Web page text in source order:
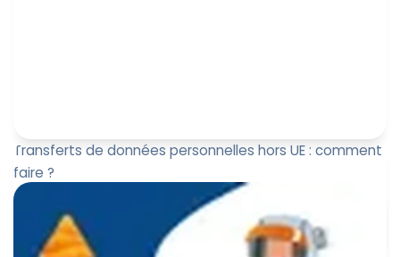
Transferts de données personnelles hors UE : comment
faire ?
Dastra est un éditeur de logiciel RGPD qui organise un
webinar au sujet des transferts hors Union Européenne